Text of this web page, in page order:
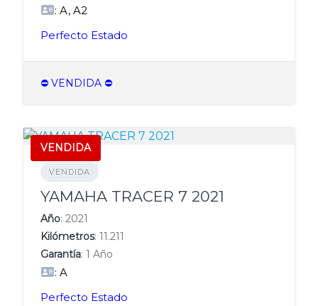
: A, A2
Perfecto Estado
⛔️ VENDIDA ⛔️
VENDIDA
VENDIDA
YAMAHA TRACER 7 2021
Año: 2021
Kilómetros: 11.211
Garantía: 1 Año
: A
Perfecto Estado